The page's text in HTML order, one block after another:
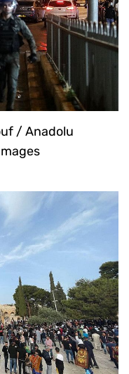
/ Anadolu